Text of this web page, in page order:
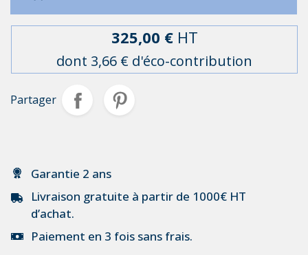
325,00 € HT
dont 3,66 € d'éco-contribution
Partager
Garantie 2 ans
Livraison gratuite à partir de 1000€ HT
d’achat.
Paiement en 3 fois sans frais.